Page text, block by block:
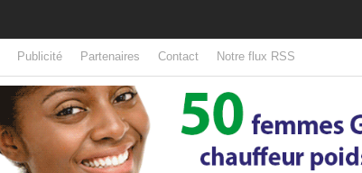
Publicité Partenaires Contact Notre flux RSS